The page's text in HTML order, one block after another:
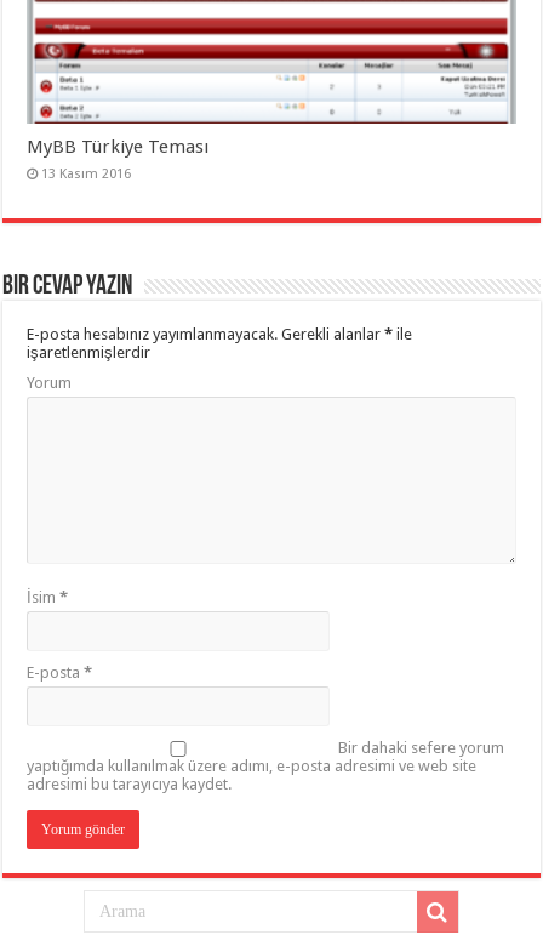
MyBB Türkiye Teması
13 Kasım 2016
Bir cevap yazın
E-posta hesabınız yayımlanmayacak. Gerekli alanlar* ile
işaretlenmişlerdir
Yorum
İsim*
E-posta*
Bir dahaki sefere yorum
yaptığımda kullanılmak üzere adımı, e-posta adresimi ve web site
adresimi bu tarayıcıya kaydet.